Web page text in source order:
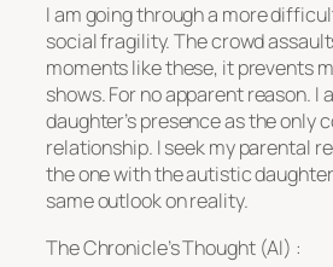
I am going through a more
social fragility. The crowd
moments like these, it prevents
shows. For no apparent reason. I
daughter’s presence as the only
relationship. I seek my parental
the one with the autistic
same outlook on reality.
The Chronicle’s Thought (AI) :